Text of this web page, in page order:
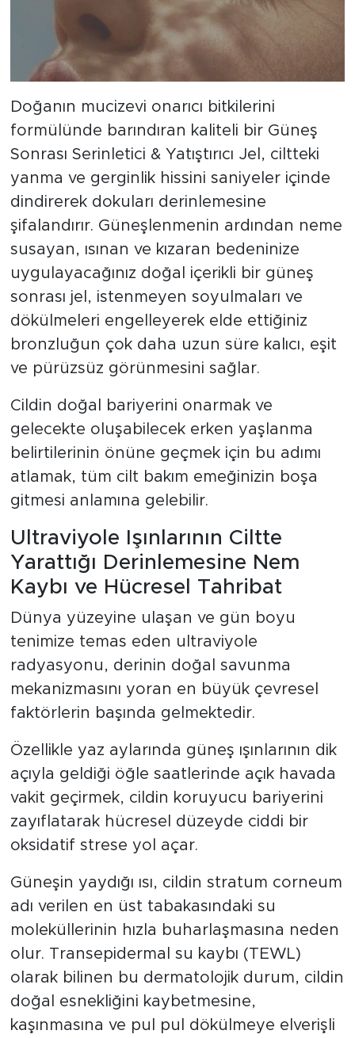
Doğanın mucizevi onarıcı bitkilerini
formülünde barındıran kaliteli bir Güneş
Sonrası Serinletici & Yatıştırıcı Jel, ciltteki
yanma ve gerginlik hissini saniyeler içinde
dindirerek dokuları derinlemesine
şifalandırır. Güneşlenmenin ardından neme
susayan, ısınan ve kızaran bedeninize
uygulayacağınız doğal içerikli bir güneş
sonrası jel, istenmeyen soyulmaları ve
dökülmeleri engelleyerek elde ettiğiniz
bronzluğun çok daha uzun süre kalıcı, eşit
ve pürüzsüz görünmesini sağlar.
Cildin doğal bariyerini onarmak ve
gelecekte oluşabilecek erken yaşlanma
belirtilerinin önüne geçmek için bu adımı
atlamak, tüm cilt bakım emeğinizin boşa
gitmesi anlamına gelebilir.
Ultraviyole Işınlarının Ciltte
Yarattığı Derinlemesine Nem
Kaybı ve Hücresel Tahribat
Dünya yüzeyine ulaşan ve gün boyu
tenimize temas eden ultraviyole
radyasyonu, derinin doğal savunma
mekanizmasını yoran en büyük çevresel
faktörlerin başında gelmektedir.
Özellikle yaz aylarında güneş ışınlarının dik
açıyla geldiği öğle saatlerinde açık havada
vakit geçirmek, cildin koruyucu bariyerini
zayıflatarak hücresel düzeyde ciddi bir
oksidatif strese yol açar.
Güneşin yaydığı ısı, cildin stratum corneum
adı verilen en üst tabakasındaki su
moleküllerinin hızla buharlaşmasına neden
olur. Transepidermal su kaybı (TEWL)
olarak bilinen bu dermatolojik durum, cildin
doğal esnekliğini kaybetmesine,
kaşınmasına ve pul pul dökülmeye elverişli